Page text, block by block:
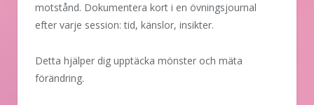
motstånd. Dokumentera kort i en övningsjournal
efter varje session: tid, känslor, insikter.
Detta hjälper dig upptäcka mönster och mäta
förändring.